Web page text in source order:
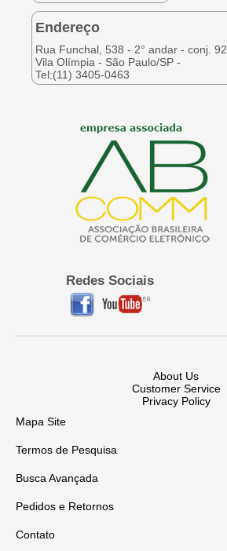
Endereço
Rua Funchal, 538 - 2° andar - conj. 92
Vila Olímpia - São Paulo/SP -
Tel:(11) 3405-0463
Redes Sociais
About Us
Customer Service
Privacy Policy
Mapa Site
Termos de Pesquisa
Busca Avançada
Pedidos e Retornos
Contato